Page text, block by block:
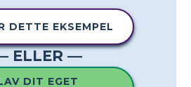
DETTE EKSEMPEL
ELLER —
DIT EGET